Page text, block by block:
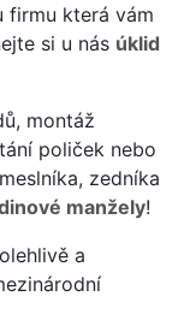
firmu která vám
si u nás úklid
montáž
poliček nebo
zedníka
manžely!
a